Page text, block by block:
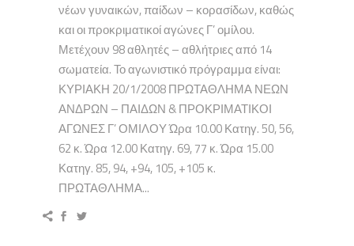
νέων γυναικών, παίδων – κορασίδων, καθώς
και οι προκριματικοί αγώνες Γ’ ομίλου.
Μετέχουν 98 αθλητές – αθλήτριες από 14
σωματεία. Το αγωνιστικό πρόγραμμα είναι:
ΚΥΡΙΑΚΗ 20/1/2008 ΠΡΩΤΑΘΛΗΜΑ ΝΕΩΝ
ΑΝΔΡΩΝ – ΠΑΙΔΩΝ & ΠΡΟΚΡΙΜΑΤΙΚΟΙ
ΑΓΩΝΕΣ Γ’ ΟΜΙΛΟΥ Ώρα 10.00 Κατηγ. 50, 56,
62 κ. Ώρα 12.00 Κατηγ. 69, 77 κ. Ώρα 15.00
Κατηγ. 85, 94, +94, 105, +105 κ.
ΠΡΩΤΑΘΛΗΜΑ...